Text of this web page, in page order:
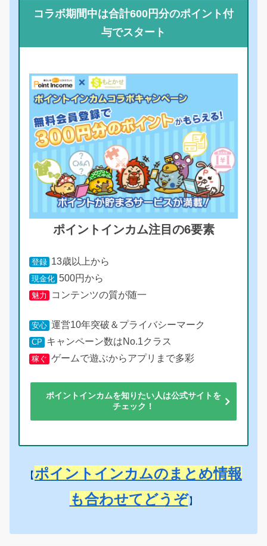
コラボ期間中は合計600円分のポイント付
与でスタート
ポイントインカム注目の6要素
登録 13歳以上から
現金化 500円から
魅力 コンテンツの質が随一
安心 運営10年突破＆プライバシーマーク
CP キャンペーン数はNo.1クラス
稼ぐ ゲームで遊ぶからアプリまで多彩
ポイントインカムを知りたい人は公式サイトを
チェック！
【ポイントインカムのまとめ情報
も合わせてどうぞ 】